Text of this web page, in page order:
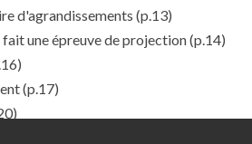
d'agrandissements (p.13)
une épreuve de projection(p.14)
(p.17)